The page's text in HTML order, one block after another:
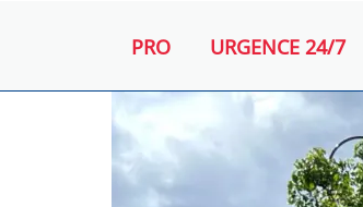
PRO URGENCE 24/7